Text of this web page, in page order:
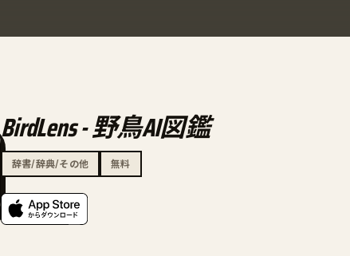
BirdLens - 野鳥AI図鑑
辞書/辞典/その他 無料